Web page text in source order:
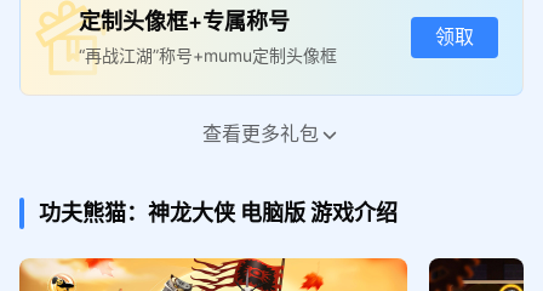
定制头像框+专属称号
“再战江湖”称号+mumu定制头像框
领取
八卦灵玉*5+升星石*500+铜币*1000
查看更多礼包
功夫熊猫：神龙大侠 电脑版游戏介绍